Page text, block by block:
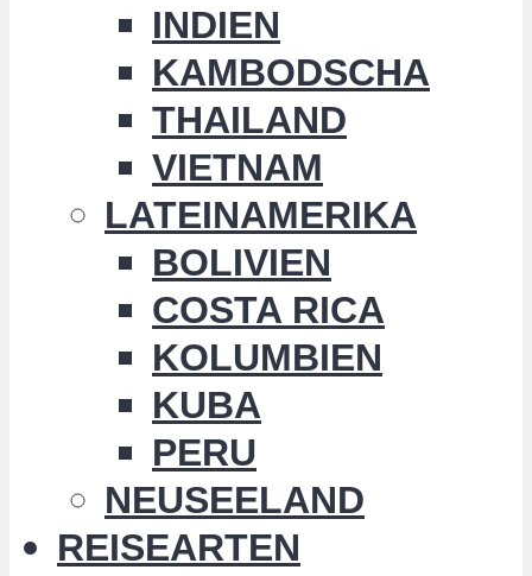
INDIEN
KAMBODSCHA
THAILAND
VIETNAM
LATEINAMERIKA
BOLIVIEN
COSTA RICA
KOLUMBIEN
KUBA
PERU
NEUSEELAND
REISEARTEN